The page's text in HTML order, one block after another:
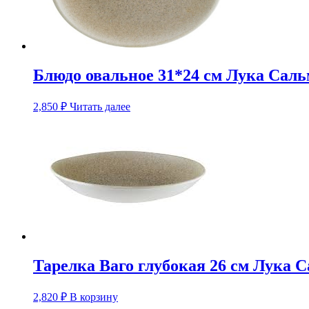
Блюдо овальное 31*24 см Лука
2,850 ₽ Читать далее
Тарелка Ваго глубокая 26 см Лука
2,820 ₽ В корзину